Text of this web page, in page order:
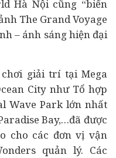
Hà Nội cũng “biến
The Grand Voyage
– ánh sáng hiện đại
giải trí tại Mega
City như Tổ hợp
Wave Park lớn nhất
Bay,…đã được
cho các đơn vị vận
quản lý. Các